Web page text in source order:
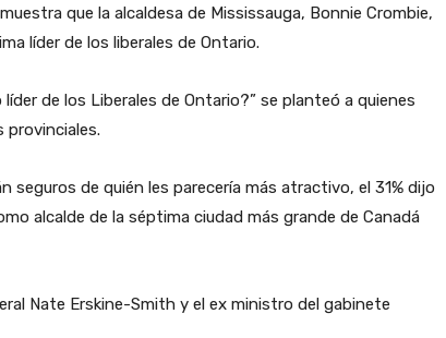
que la alcaldesa de Mississauga, Bonnie Crombie,
líder de los liberales de Ontario.
de los Liberales de Ontario?” se planteó a quienes
provinciales.
de quién les parecería más atractivo, el 31% dijo
alcalde de la séptima ciudad más grande de Canadá
Nate Erskine-Smith y el ex ministro del gabinete